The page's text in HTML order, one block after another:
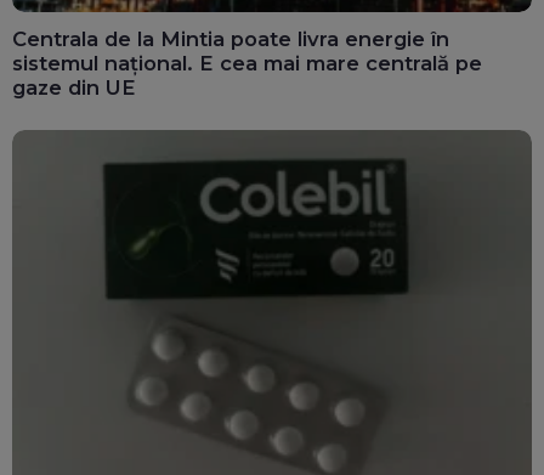
Centrala de la Mintia poate livra energie în
sistemul național. E cea mai mare centrală pe
gaze din UE